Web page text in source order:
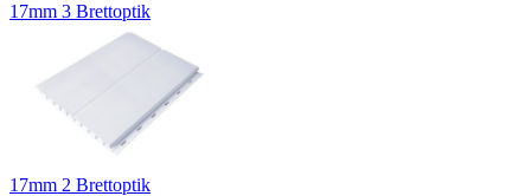
17mm 3 Brettoptik
17mm 2 Brettoptik